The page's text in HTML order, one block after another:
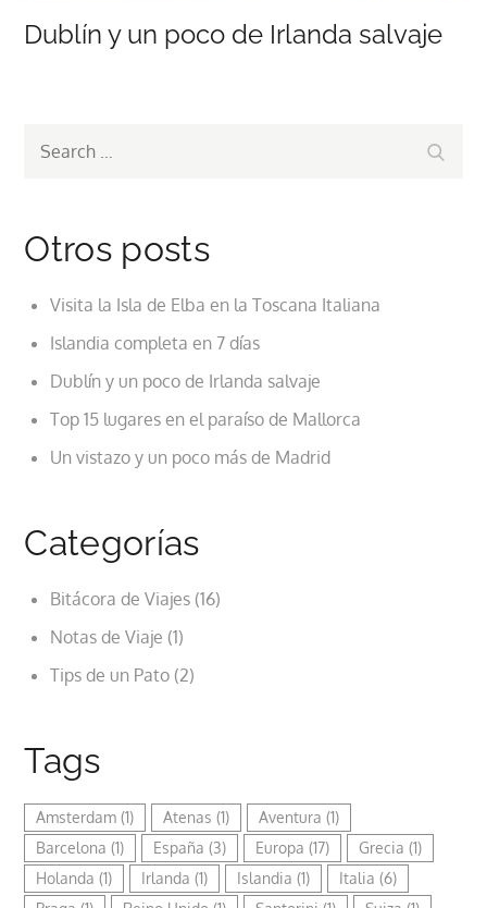
Dublín y un poco de Irlanda salvaje
Otros posts
Visita la Isla de Elba en la Toscana Italiana
Islandia completa en 7 días
Dublín y un poco de Irlanda salvaje
Top 15 lugares en el paraíso de Mallorca
Un vistazo y un poco más de Madrid
Categorías
Bitácora de Viajes (16)
Notas de Viaje (1)
Tips de un Pato (2)
Tags
Amsterdam (1) Atenas (1) Aventura (1)
Barcelona (1) España (3) Europa (17) Grecia (1)
Holanda (1) Irlanda (1) Islandia (1) Italia (6)